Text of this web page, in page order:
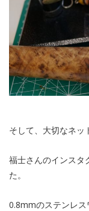
そして、大切なネッ
福士さんのインスタ
た。
0.8mmのステンレス